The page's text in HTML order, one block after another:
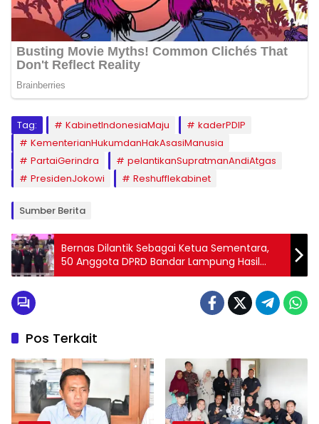
Tag: KabinetIndonesiaMaju
kaderPDIP
KementerianHukumdanHakAsasiManusia
PartaiGerindra
pelantikanSupratmanAndiAtgas
PresidenJokowi
Reshufflekabinet
Sumber Berita
Bernas Dilantik Sebagai Ketua Sementara,
50 Anggota DPRD Bandar Lampung Hasil
Pemilu 2024 Resmi Menjabat, Berikut
Pos Terkait